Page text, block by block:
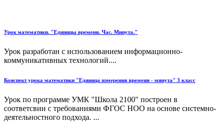
Урок математики. "Единицы времени. Час. Минута."
Урок разработан с использованием информационно-
коммуникативных технологий....
Конспект урока математики "Единица измерения времени - минута" 3 класс
Урок по программе УМК "Школа 2100" построен в
соответсвии с требованиями ФГОС НОО на основе системно-
деятельностного подхода. ...